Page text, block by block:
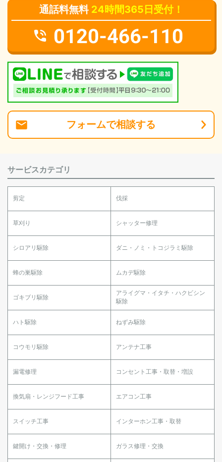
通話料無料 24時間365日受付！
0120-466-110
フォームで相談する
サービスカテゴリ
剪定 伐採
草刈り シャッター修理
シロアリ駆除 ダニ・ノミ・トコジラミ駆除
蜂の巣駆除 ムカデ駆除
ゴキブリ駆除
アライグマ・イタチ・ハクビシン
駆除
ハト駆除 ねずみ駆除
コウモリ駆除 アンテナ工事
漏電修理 コンセント工事・取替・増設
換気扇・レンジフード工事 エアコン工事
スイッチ工事 インターホン工事・取替
鍵開け・交換・修理 ガラス修理・交換